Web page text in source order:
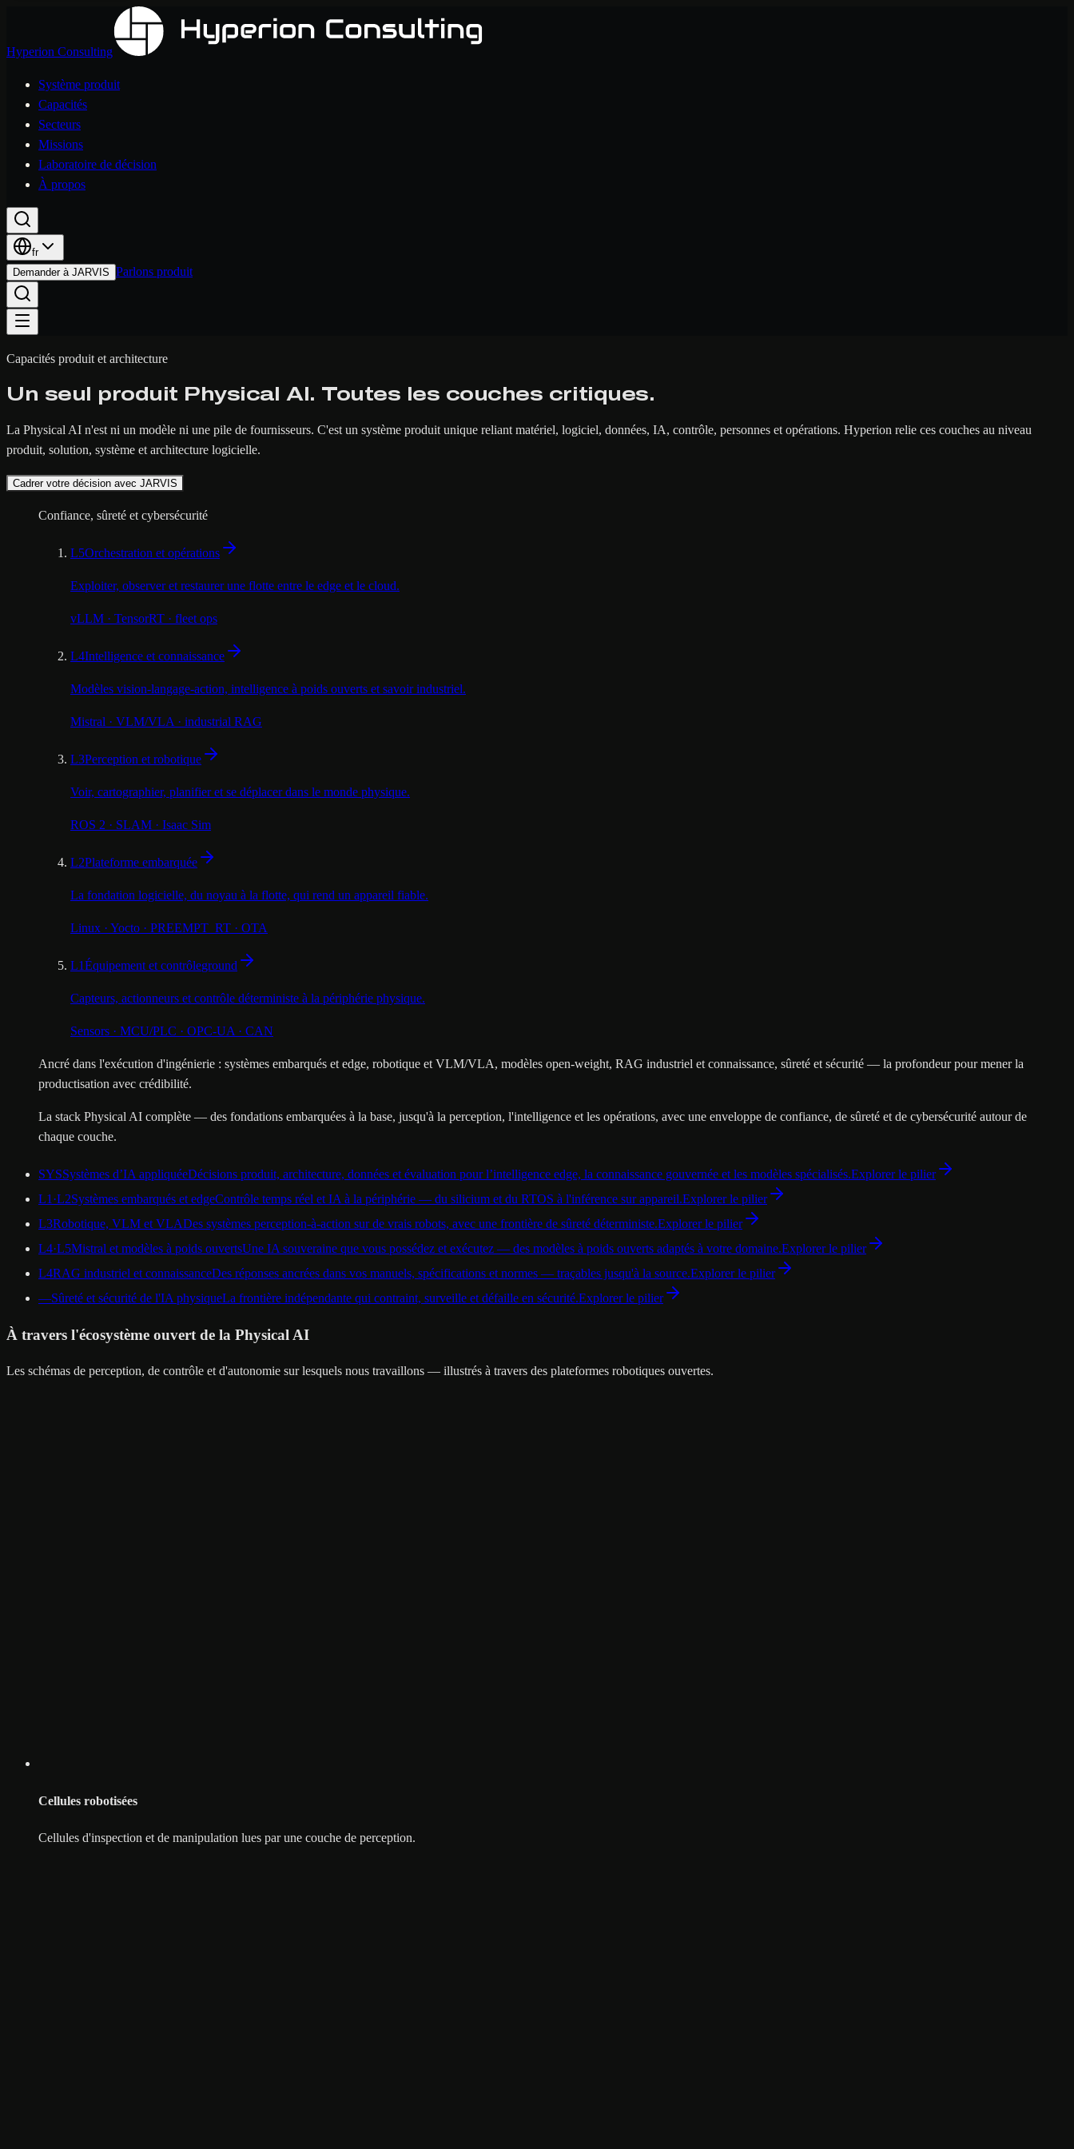
Hyperion Consulting
Système produit
Capacités
Secteurs
Missions
Laboratoire de décision
À propos
fr
Demander à JARVIS Parlons produit
Capacités produit et architecture
Un seul produit Physical AI. Toutes les couches critiques.
La Physical AI n'est ni un modèle ni une pile de fournisseurs. C'est un système produit unique reliant matériel, logiciel, données, IA, contrôle, personnes et opérations. Hyperion relie ces couches au niveau
produit, solution, système et architecture logicielle.
Cadrer votre décision avec JARVIS
Confiance, sûreté et cybersécurité
L5Orchestration et opérations
Exploiter, observer et restaurer une flotte entre le edge et le cloud.
vLLM · TensorRT · fleet ops
L4Intelligence et connaissance
Modèles vision-langage-action, intelligence à poids ouverts et savoir industriel.
Mistral · VLM/VLA · industrial RAG
L3Perception et robotique
Voir, cartographier, planifier et se déplacer dans le monde physique.
ROS 2 · SLAM · Isaac Sim
L2Plateforme embarquée
La fondation logicielle, du noyau à la flotte, qui rend un appareil fiable.
Linux · Yocto · PREEMPT_RT · OTA
L1Équipement et contrôleground
Capteurs, actionneurs et contrôle déterministe à la périphérie physique.
Sensors · MCU/PLC · OPC-UA · CAN
Ancré dans l'exécution d'ingénierie : systèmes embarqués et edge, robotique et VLM/VLA, modèles open-weight, RAG industriel et connaissance, sûreté et sécurité — la profondeur pour mener la
productisation avec crédibilité.
La stack Physical AI complète — des fondations embarquées à la base, jusqu'à la perception, l'intelligence et les opérations, avec une enveloppe de confiance, de sûreté et de cybersécurité autour de
chaque couche.
SYSSystèmes d’IA appliquéeDécisions produit, architecture, données et évaluation pour l’intelligence edge, la connaissance gouvernée et les modèles spécialisés.Explorer le pilier
L1·L2Systèmes embarqués et edgeContrôle temps réel et IA à la périphérie — du silicium et du RTOS à l'inférence sur appareil.Explorer le pilier
L3Robotique, VLM et VLADes systèmes perception-à-action sur de vrais robots, avec une frontière de sûreté déterministe.Explorer le pilier
L4·L5Mistral et modèles à poids ouvertsUne IA souveraine que vous possédez et exécutez — des modèles à poids ouverts adaptés à votre domaine.Explorer le pilier
L4RAG industriel et connaissanceDes réponses ancrées dans vos manuels, spécifications et normes — traçables jusqu'à la source.Explorer le pilier
—Sûreté et sécurité de l'IA physiqueLa frontière indépendante qui contraint, surveille et défaille en sécurité.Explorer le pilier
À travers l'écosystème ouvert de la Physical AI
Les schémas de perception, de contrôle et d'autonomie sur lesquels nous travaillons — illustrés à travers des plateformes robotiques ouvertes.
Cellules robotisées
Cellules d'inspection et de manipulation lues par une couche de perception.